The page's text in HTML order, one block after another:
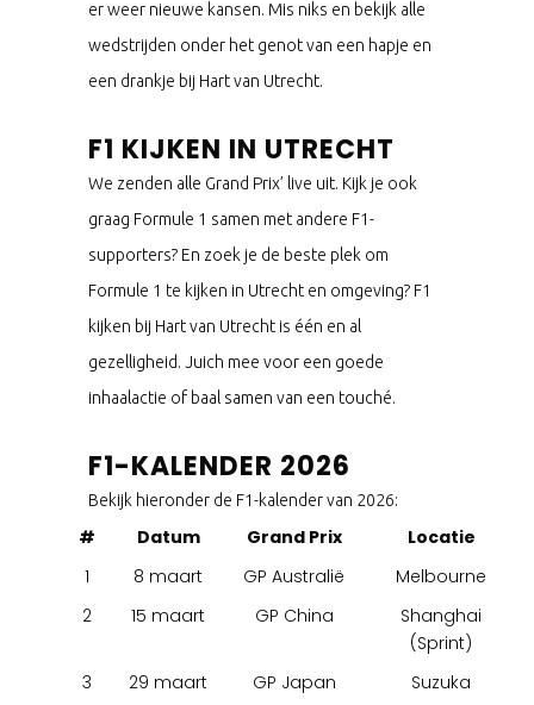
er weer nieuwe kansen. Mis niks en bekijk alle
wedstrijden onder het genot van een hapje en
een drankje bij Hart van Utrecht.
F1 KIJKEN IN UTRECHT
We zenden alle Grand Prix’ live uit. Kijk je ook
graag Formule 1 samen met andere F1-
supporters? En zoek je de beste plek om
Formule 1 te kijken in Utrecht en omgeving? F1
kijken bij Hart van Utrecht is één en al
gezelligheid. Juich mee voor een goede
inhaalactie of baal samen van een touché.
F1-KALENDER 2026
Bekijk hieronder de F1-kalender van 2026:
# Datum Grand Prix
Locatie
1
8 maart GP Australië
Melbourne
2
15 maart GP China
Shanghai
(Sprint)
3
29 maart GP Japan
Suzuka